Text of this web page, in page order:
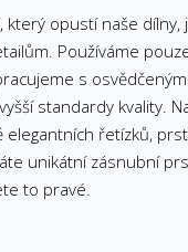
který opustí naše dílny,
Používáme
s
standardy kvality.
řetízků,
unikátní zásnubní
to pravé.